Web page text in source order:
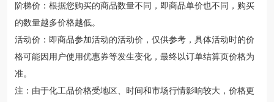
阶梯价：根据您购买的商品数量不同，即商品单价也不同，购买
的数量越多价格越低。
活动价：即商品参加活动的活动价，仅供参考，具体活动时的价
格可能因用户使用优惠券等发生变化，最终以订单结算页价格为
准。
注：由于化工品价格受地区、时间和市场行情影响较大，价格更